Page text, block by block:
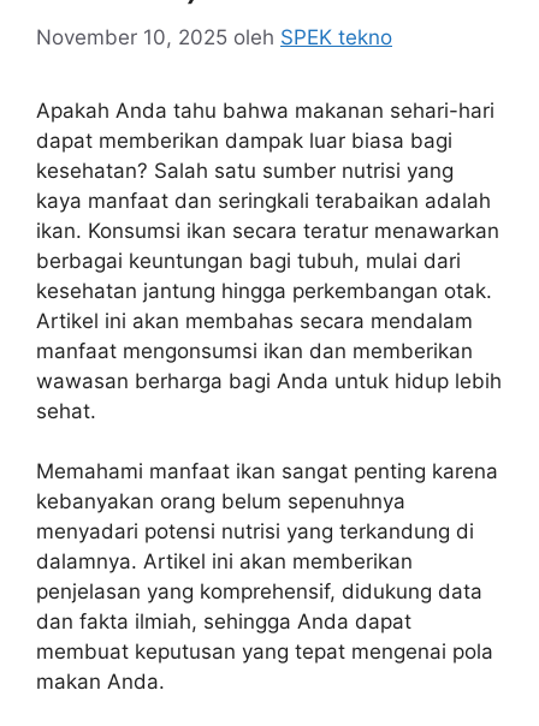
November 10, 2025 oleh SPEK tekno
Apakah Anda tahu bahwa makanan sehari-hari
dapat memberikan dampak luar biasa bagi
kesehatan? Salah satu sumber nutrisi yang
kaya manfaat dan seringkali terabaikan adalah
ikan. Konsumsi ikan secara teratur menawarkan
berbagai keuntungan bagi tubuh, mulai dari
kesehatan jantung hingga perkembangan otak.
Artikel ini akan membahas secara mendalam
manfaat mengonsumsi ikan dan memberikan
wawasan berharga bagi Anda untuk hidup lebih
sehat.
Memahami manfaat ikan sangat penting karena
kebanyakan orang belum sepenuhnya
menyadari potensi nutrisi yang terkandung di
dalamnya. Artikel ini akan memberikan
penjelasan yang komprehensif, didukung data
dan fakta ilmiah, sehingga Anda dapat
membuat keputusan yang tepat mengenai pola
makan Anda.